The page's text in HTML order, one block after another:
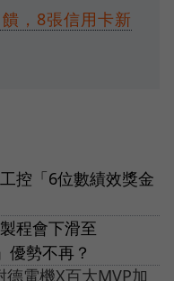
，8張信用卡新
控「6位數績效獎金
程會下滑至
優勢不再？
電機X百大MVP加